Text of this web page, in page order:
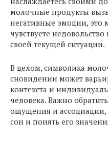
молочные продукты
негативные эмоции, это
чувствуете
своей текущей ситуации.
В целом, символика
сновидении может
контекста и
человека. Важно
ощущения и ассоциации,
сон и понять его